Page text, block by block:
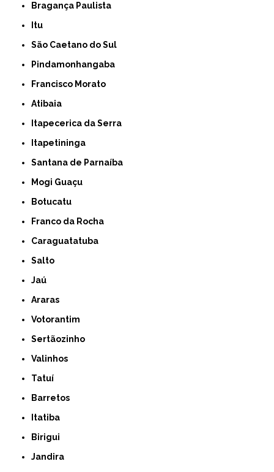
Bragança Paulista
Itu
São Caetano do Sul
Pindamonhangaba
Francisco Morato
Atibaia
Itapecerica da Serra
Itapetininga
Santana de Parnaíba
Mogi Guaçu
Botucatu
Franco da Rocha
Caraguatatuba
Salto
Jaú
Araras
Votorantim
Sertãozinho
Valinhos
Tatuí
Barretos
Itatiba
Birigui
Jandira